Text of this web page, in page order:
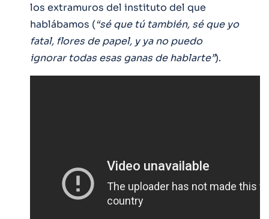
los extramuros del instituto del que
hablábamos (“sé que tú también, sé que yo
fatal, flores de papel, y ya no puedo
ignorar todas esas ganas de hablarte”).